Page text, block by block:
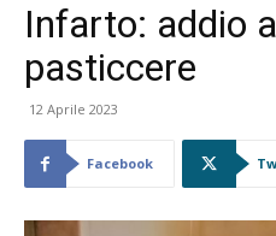
Infarto: addio
pasticcere
12 Aprile 2023
Facebook